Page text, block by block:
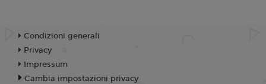
Condizioni generali
Privacy
Impressum
Cambia impostazioni privacy